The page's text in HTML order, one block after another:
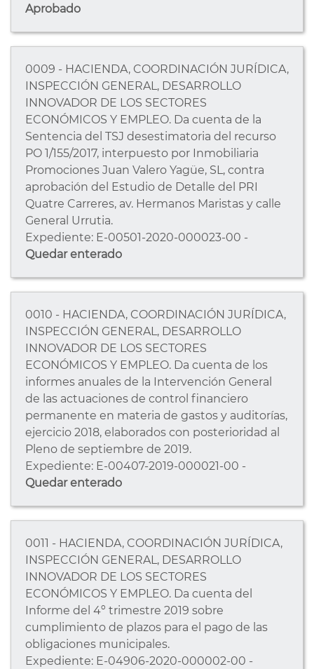
Aprobado
0009 - HACIENDA, COORDINACIÓN JURÍDICA,
INSPECCIÓN GENERAL, DESARROLLO
INNOVADOR DE LOS SECTORES
ECONÓMICOS Y EMPLEO. Da cuenta de la
Sentencia del TSJ desestimatoria del recurso
PO 1/155/2017, interpuesto por Inmobiliaria
Promociones Juan Valero Yagüe, SL, contra
aprobación del Estudio de Detalle del PRI
Quatre Carreres, av. Hermanos Maristas y calle
General Urrutia.
Expediente: E-00501-2020-000023-00 -
Quedar enterado
0010 - HACIENDA, COORDINACIÓN JURÍDICA,
INSPECCIÓN GENERAL, DESARROLLO
INNOVADOR DE LOS SECTORES
ECONÓMICOS Y EMPLEO. Da cuenta de los
informes anuales de la Intervención General
de las actuaciones de control financiero
permanente en materia de gastos y auditorías,
ejercicio 2018, elaborados con posterioridad al
Pleno de septiembre de 2019.
Expediente: E-00407-2019-000021-00 -
Quedar enterado
0011 - HACIENDA, COORDINACIÓN JURÍDICA,
INSPECCIÓN GENERAL, DESARROLLO
INNOVADOR DE LOS SECTORES
ECONÓMICOS Y EMPLEO. Da cuenta del
Informe del 4º trimestre 2019 sobre
cumplimiento de plazos para el pago de las
obligaciones municipales.
Expediente: E-04906-2020-000002-00 -